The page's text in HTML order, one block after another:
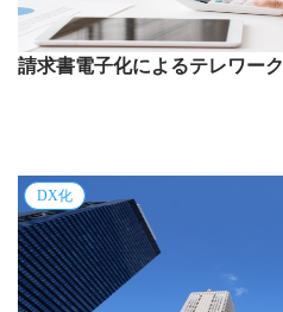
請求書電子化によるテレワー
DX化